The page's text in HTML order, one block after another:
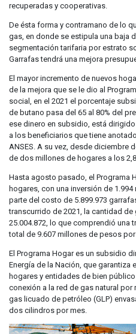
recuperadas y cooperativas.
De ésta forma y contramano de lo
gas, en donde se estipula una baja
segmentación tarifaria por estrato
Garrafas tendrá una mejora
El mayor incremento de nuevos
de la mejora que se le dio al
social, en el 2021 el porcentaje
de butano pasa del 65 al 80% del
ese dinero en subsidio, está
a los beneficiarios que tiene
ANSES. A su vez, desde diciembre
de dos millones de hogares a los
Hasta agosto pasado, el Programa
hogares, con una inversión de
parte del costo de 5.899.973
transcurrido de 2021, la cantidad
25.004.872, lo que comprendió una
total de 9.607 millones de pesos
El Programa Hogar es un subsidio
Energía de la Nación, que garantiza
hogares y entidades de bien
conexión a la red de gas natural
gas licuado de petróleo (GLP)
dos cilindros por mes.